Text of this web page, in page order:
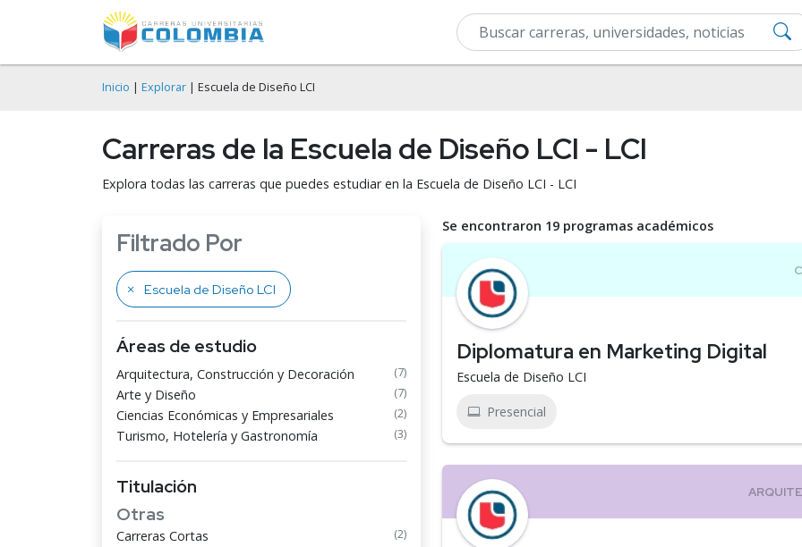
Inicio | Explorar | Escuela de Diseño LCI
Carreras de la Escuela de Diseño LCI - LCI
Explora todas las carreras que puedes estudiar en la Escuela de Diseño LCI - LCI
Filtrado Por
Escuela de Diseño LCI
Áreas de estudio
Arquitectura, Construcción y Decoración (7)
Arte y Diseño (7)
Ciencias Económicas y Empresariales (2)
Turismo, Hotelería y Gastronomía (3)
Titulación
Otras
Carreras Cortas (2)
Se encontraron 19 programas académicos
Diplomatura en Marketing Digital
Escuela de Diseño LCI
Presencial